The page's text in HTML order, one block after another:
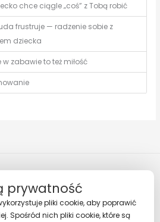
chce ciągle „coś” z Tobą robić
frustruje — radzenie sobie z
dziecka
w zabawie to też miłość
prywatność
pliki cookie, aby poprawić
Spośród nich pliki cookie, które są